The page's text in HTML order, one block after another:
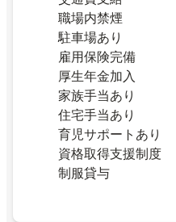
職場内禁煙
駐車場あり
雇用保険完備
厚生年金加入
家族手当あり
住宅手当あり
育児サポートあり
資格取得支援制度
制服貸与